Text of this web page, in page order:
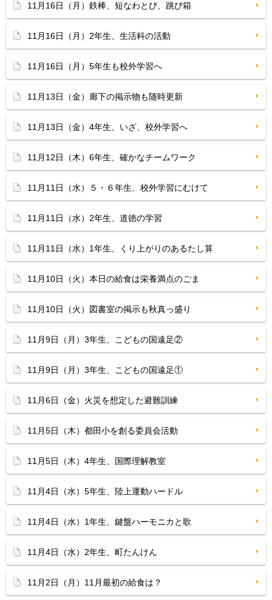
11月16日（月）鉄棒、短なわとび、跳び箱
11月16日（月）2年生、生活科の活動
11月16日（月）5年生も校外学習へ
11月13日（金）廊下の掲示物も随時更新
11月13日（金）4年生、いざ、校外学習へ
11月12日（木）6年生、確かなチームワーク
11月11日（水）５・６年生、校外学習にむけて
11月11日（水）2年生、道徳の学習
11月11日（水）1年生、くり上がりのあるたし算
11月10日（火）本日の給食は栄養満点のごま
11月10日（火）図書室の掲示も秋真っ盛り
11月9日（月）3年生、こどもの国遠足②
11月9日（月）3年生、こどもの国遠足①
11月6日（金）火災を想定した避難訓練
11月5日（木）都田小を創る委員会活動
11月5日（木）4年生、国際理解教室
11月4日（水）5年生、陸上運動ハードル
11月4日（水）1年生、鍵盤ハーモニカと歌
11月4日（水）2年生、町たんけん
11月2日（月）11月最初の給食は？